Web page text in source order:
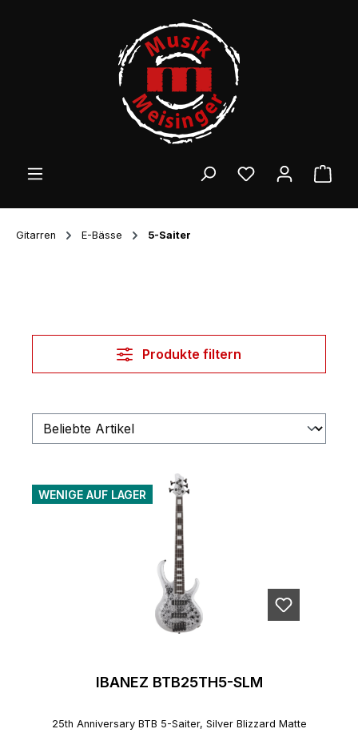
Gitarren E-Bässe 5-Saiter
Produkte filtern
WENIGE AUF LAGER
IBANEZ BTB25TH5-SLM
25th Anniversary BTB 5-Saiter, Silver Blizzard Matte